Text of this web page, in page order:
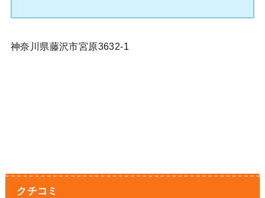
神奈川県藤沢市宮原3632-1
クチコミ